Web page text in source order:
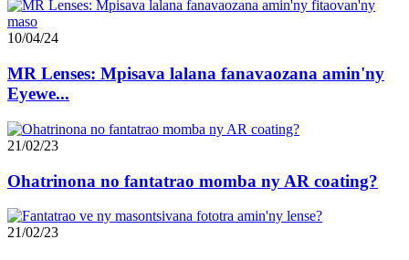
10/04/24
MR Lenses: Mpisava lalana fanavaozana amin'ny
Eyewe...
21/02/23
Ohatrinona no fantatrao momba ny AR coating?
21/02/23